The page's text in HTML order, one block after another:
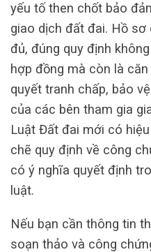
yếu tố then chốt bảo
giao dịch đất đai. Hồ
đủ, đúng quy định
hợp đồng mà còn là
quyết tranh chấp, bảo
của các bên tham gia
Luật Đất đai mới có
chẽ quy định về công
có ý nghĩa quyết định
luật.
Nếu bạn cần thông tin
soạn thảo và công